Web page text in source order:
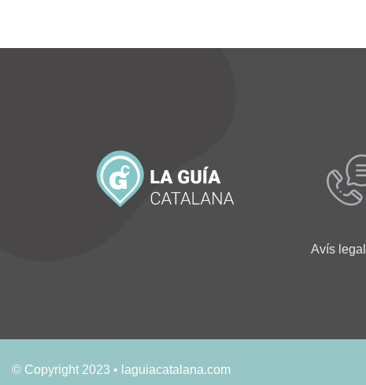
Avís legal
© Copyright 2023 • laguiacatalana.com